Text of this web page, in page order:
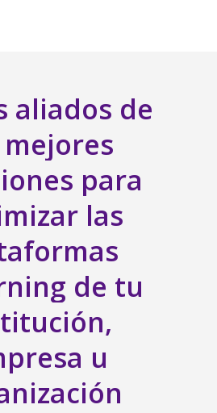
aliados de
mejores
para
las
de tu
u